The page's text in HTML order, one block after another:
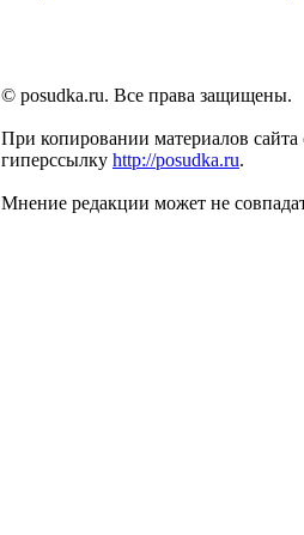
© posudka.ru. Все права защищены.
При копировании материалов сайта
гиперссылку http://posudka.ru.
Мнение редакции может не